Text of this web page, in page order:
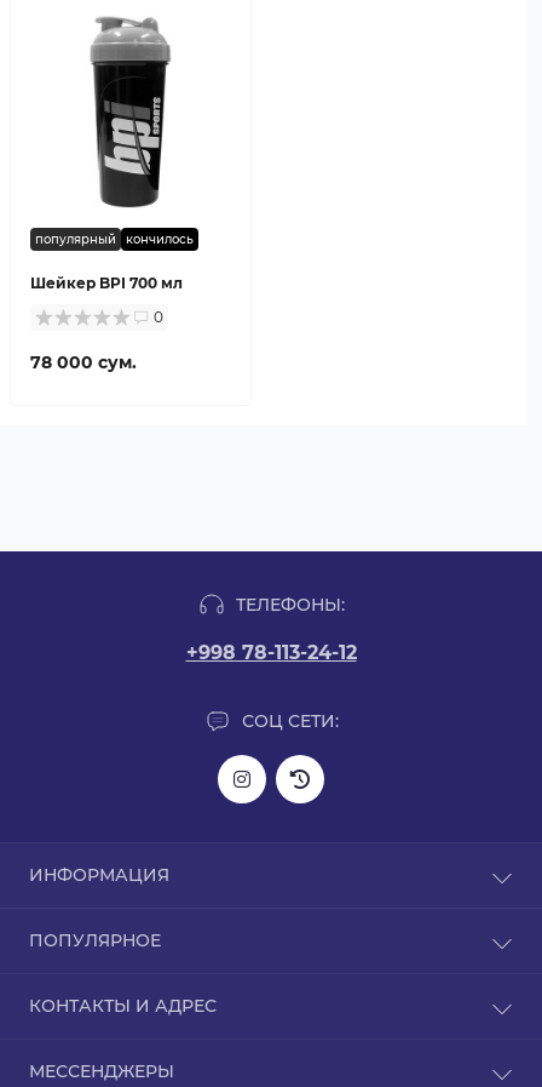
популярный кончилось
Шейкер BPI 700 мл
0
78 000 сум.
ТЕЛЕФОНЫ:
+998 78-113-24-12
СОЦ СЕТИ:
ИНФОРМАЦИЯ
О нас
Гарантия на товар
Возврат товара
ПОПУЛЯРНОЕ
Аргинин
GABA (ГАБА)
КОНТАКТЫ И АДРЕС
МЕССЕНДЖЕРЫ